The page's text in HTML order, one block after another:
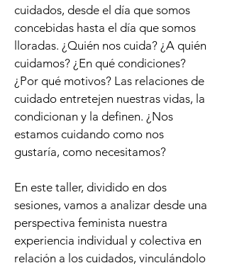
cuidados, desde el día que somos
concebidas hasta el día que somos
lloradas. ¿Quién nos cuida? ¿A quién
cuidamos? ¿En qué condiciones?
¿Por qué motivos? Las relaciones de
cuidado entretejen nuestras vidas, la
condicionan y la definen. ¿Nos
estamos cuidando como nos
gustaría, como necesitamos?
En este taller, dividido en dos
sesiones, vamos a analizar desde una
perspectiva feminista nuestra
experiencia individual y colectiva en
relación a los cuidados, vinculándolo